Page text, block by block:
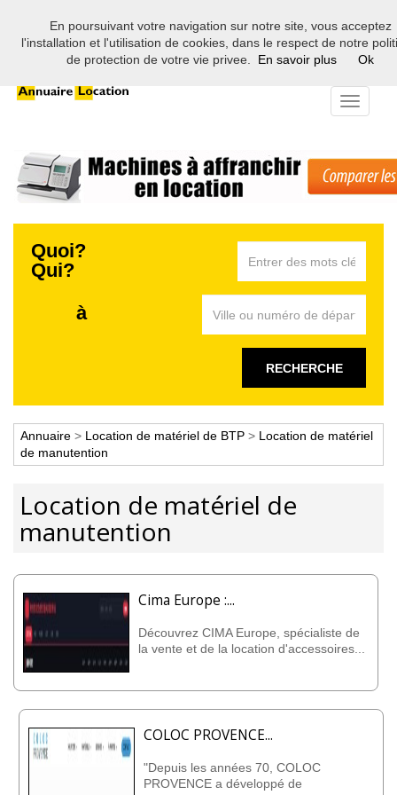
Bienvenue sur l'annuaire des professionnels de la location en
France
Toggle
Quoi?
Qui?
à
RECHERCHE
Annuaire > Location de matériel de BTP > Location de matériel
de manutention
Location de matériel de
manutention
Cima Europe :...
Découvrez CIMA Europe, spécialiste de
la vente et de la location d'accessoires...
COLOC PROVENCE...
"Depuis les années 70, COLOC
PROVENCE a développé de
En poursuivant votre navigation sur notre site, vous acceptez
l'installation et l'utilisation de cookies, dans le respect de notre
de protection de votre vie privee.
En savoir plus Ok